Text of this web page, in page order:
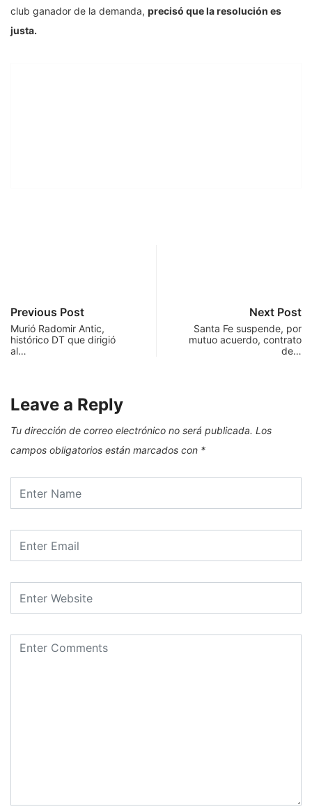
club ganador de la demanda, precisó que la resolución es
justa.
Previous Post
Murió Radomir Antic,
histórico DT que dirigió
al…
Next Post
Santa Fe suspende, por
mutuo acuerdo, contrato
de…
Leave a Reply
Tu dirección de correo electrónico no será publicada. Los
campos obligatorios están marcados con *